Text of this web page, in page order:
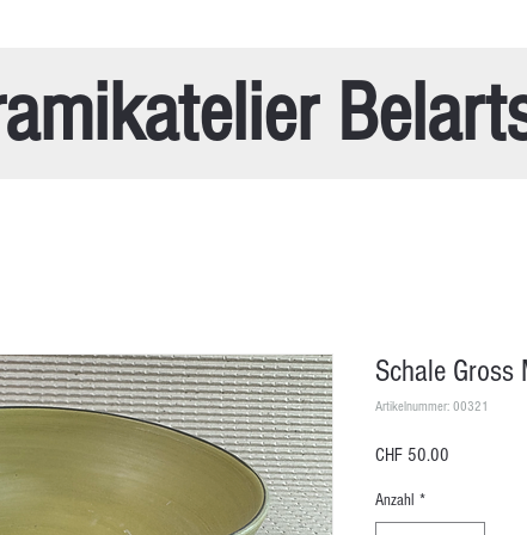
Schale Gross
Artikelnummer: 00321
CHF 50.00
Anzahl *